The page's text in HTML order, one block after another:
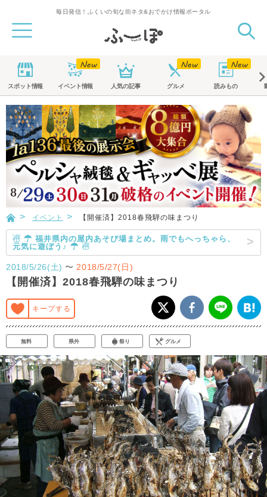
毎日発信！ふくいの旬な街ネタ&おでかけ情報ポータル
スポット情報 イベント情報 人気の記事 グルメ 読みもの
イベント 【開催済】2018春飛騨の味まつり
☃ ☂ 福井県内の屋内あそび場まとめ。雨でもへっちゃら、
元気に遊ぼう♪ ☂ ☃
2018/5/26(土) 〜 2018/5/27(日)
【開催済】2018春飛騨の味まつり
キープする
無料 県外 祭り グルメ